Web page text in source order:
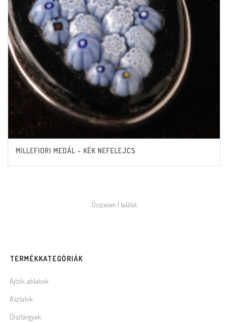
MILLEFIORI MEDÁL – KÉK NEFELEJCS
Összesen 1 találat
TERMÉKKATEGÓRIÁK
Ajtók, ablakok
Asztalok
Dísztárgyak